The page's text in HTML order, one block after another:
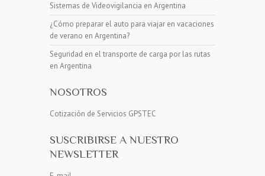
Sistemas de Videovigilancia en Argentina
¿Cómo preparar el auto para viajar en vacaciones
de verano en Argentina?
Seguridad en el transporte de carga por las rutas
en Argentina
NOSOTROS
Cotización de Servicios GPSTEC
SUSCRIBIRSE A NUESTRO
NEWSLETTER